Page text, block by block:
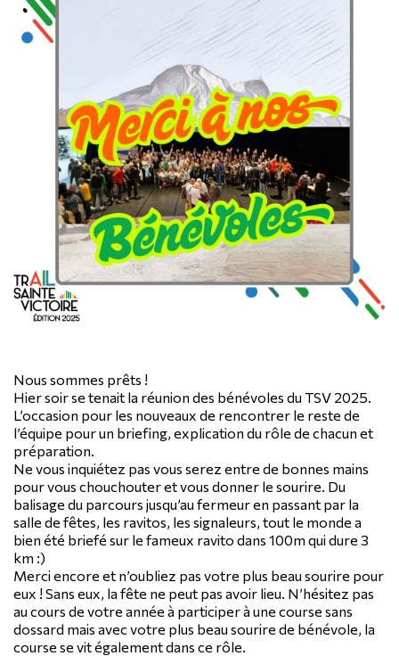
Nous sommes prêts !
Hier soir se tenait la réunion des bénévoles du TSV 2025.
L’occasion pour les nouveaux de rencontrer le reste de
l’équipe pour un briefing, explication du rôle de chacun et
préparation.
Ne vous inquiétez pas vous serez entre de bonnes mains
pour vous chouchouter et vous donner le sourire. Du
balisage du parcours jusqu’au fermeur en passant par la
salle de fêtes, les ravitos, les signaleurs, tout le monde a
bien été briefé sur le fameux ravito dans 100m qui dure 3
km :)
Merci encore et n’oubliez pas votre plus beau sourire pour
eux ! Sans eux, la fête ne peut pas avoir lieu. N’hésitez pas
au cours de votre année à participer à une course sans
dossard mais avec votre plus beau sourire de bénévole, la
course se vit également dans ce rôle.